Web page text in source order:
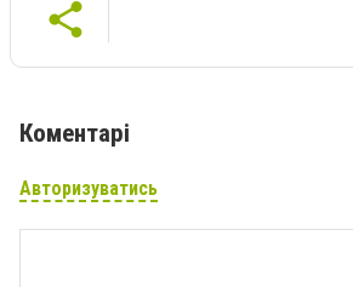
Коментарі
Авторизуватись